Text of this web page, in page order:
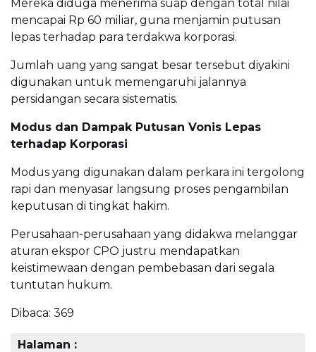
Mereka diduga menerima suap dengan total nilai
mencapai Rp 60 miliar, guna menjamin putusan
lepas terhadap para terdakwa korporasi.
Jumlah uang yang sangat besar tersebut diyakini
digunakan untuk memengaruhi jalannya
persidangan secara sistematis.
Modus dan Dampak Putusan Vonis Lepas
terhadap Korporasi
Modus yang digunakan dalam perkara ini tergolong
rapi dan menyasar langsung proses pengambilan
keputusan di tingkat hakim.
Perusahaan-perusahaan yang didakwa melanggar
aturan ekspor CPO justru mendapatkan
keistimewaan dengan pembebasan dari segala
tuntutan hukum.
Dibaca: 369
Halaman :